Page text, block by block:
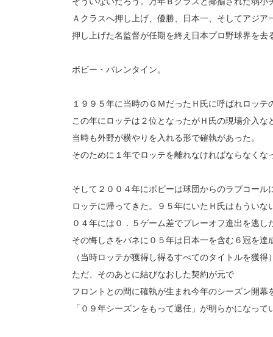
Ａクラスへ押し上げ、優勝、日本一、そしてアジア
押し上げた名監督が任期を終え日本プロ野球界を去
ボビー・バレンタイン。
１９９５年に当時のＧＭだったＨ氏に呼ばれロッテ
この年にロッテは２位となったがＨ氏の現場介入な
当時も外野が横やりを入れる形で確執があった。
そのために１年でロッテを離れなければならなくな
そして２００４年にボビーは球団からのラブコール
ロッテに帰ってきた。９５年にいたＨ氏はもういな
０４年には０．５ゲーム差でプレーオフ進出を逃し
その悔しさをバネに０５年は日本一を含む６冠を達
（当時ロッテが獲得し得るすべてのタイトルを獲得）
ただ、そのあとに結びなおした契約が元で
フロントとの間に確執が生まれ今年のシーズン開幕
「０９年シーズンをもって退任」が明らかになって